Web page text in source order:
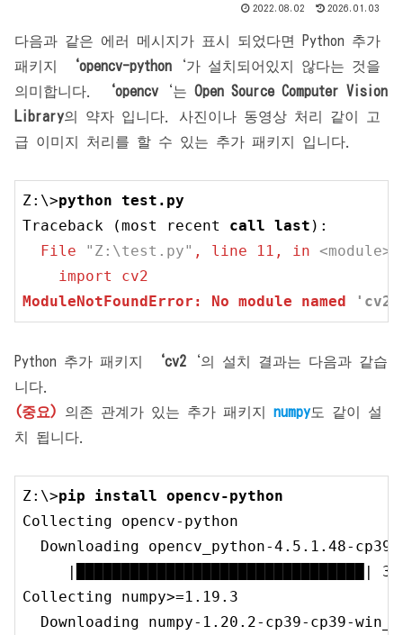
2022.08.02 2026.01.03
다음과 같은 에러 메시지가 표시 되었다면 Python 추가
패키지
‘opencv-python ‘가 설치되어있지 않다는 것을
의미합니다.
‘opencv ‘는 Open Source Computer Vision
Library의 약자 입니다. 사진이나 동영상 처리 같이 고
급 이미지 처리를 할 수 있는 추가 패키지 입니다.
Z:\>python test. py
Traceback (most recent call last
  File
"Z:\test.py" , line 11 , in <module>
ModuleNotFoundError: No module named
'cv2'
Python 추가 패키지 ‘cv2 ‘의 설치 결과는 다음과 같습
니다.
(중요)
의존 관계가 있는 추가 패키지 numpy도 같이 설
치 됩니다.
Z:\>pip install opencv-python
Collecting opencv-python
  Downloading opencv_python
-4.5 .1 .48-
     |████████████████████████████████|
Collecting numpy>=1.19 .3
  Downloading numpy
-1.20 .2-cp39-cp39-